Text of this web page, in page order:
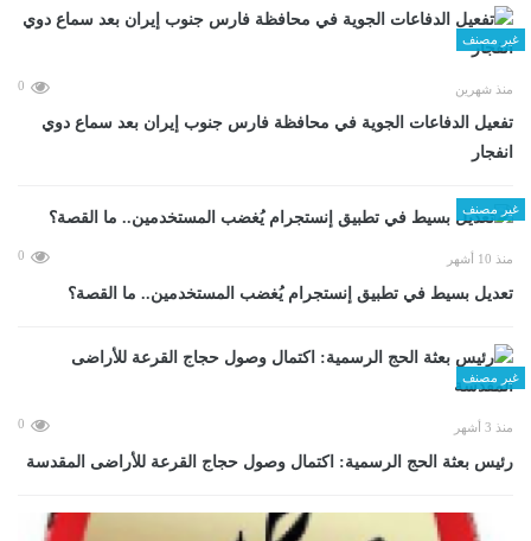
غير مصنف
منذ شهرين 0
تفعيل الدفاعات الجوية في محافظة فارس جنوب إيران بعد سماع دوي
انفجار
غير مصنف
منذ 10 أشهر 0
تعديل بسيط في تطبيق إنستجرام يُغضب المستخدمين.. ما القصة؟
غير مصنف
منذ 3 أشهر 0
رئيس بعثة الحج الرسمية: اكتمال وصول حجاج القرعة للأراضى المقدسة